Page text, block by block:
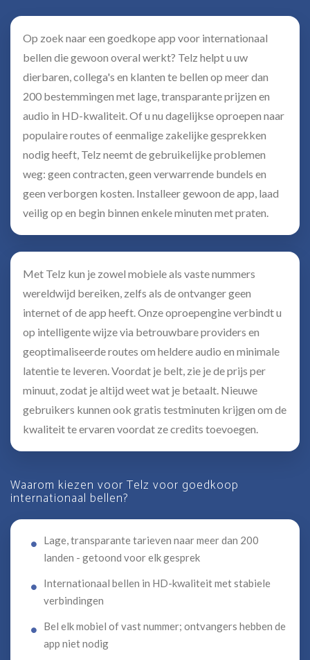
Op zoek naar een goedkope app voor internationaal
bellen die gewoon overal werkt? Telz helpt u uw
dierbaren, collega's en klanten te bellen op meer dan
200 bestemmingen met lage, transparante prijzen en
audio in HD-kwaliteit. Of u nu dagelijkse oproepen naar
populaire routes of eenmalige zakelijke gesprekken
nodig heeft, Telz neemt de gebruikelijke problemen
weg: geen contracten, geen verwarrende bundels en
geen verborgen kosten. Installeer gewoon de app, laad
veilig op en begin binnen enkele minuten met praten.
Met Telz kun je zowel mobiele als vaste nummers
wereldwijd bereiken, zelfs als de ontvanger geen
internet of de app heeft. Onze oproepengine verbindt u
op intelligente wijze via betrouwbare providers en
geoptimaliseerde routes om heldere audio en minimale
latentie te leveren. Voordat je belt, zie je de prijs per
minuut, zodat je altijd weet wat je betaalt. Nieuwe
gebruikers kunnen ook gratis testminuten krijgen om de
kwaliteit te ervaren voordat ze credits toevoegen.
Waarom kiezen voor Telz voor goedkoop
internationaal bellen?
Lage, transparante tarieven naar meer dan 200
landen - getoond voor elk gesprek
Internationaal bellen in HD-kwaliteit met stabiele
verbindingen
Bel elk mobiel of vast nummer; ontvangers hebben de
app niet nodig